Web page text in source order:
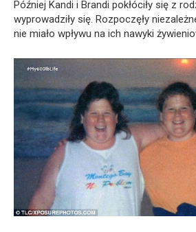
Później Kandi i Brandi pokłóciły się z
wyprowadziły się. Rozpoczęły
nie miało wpływu na ich nawyki